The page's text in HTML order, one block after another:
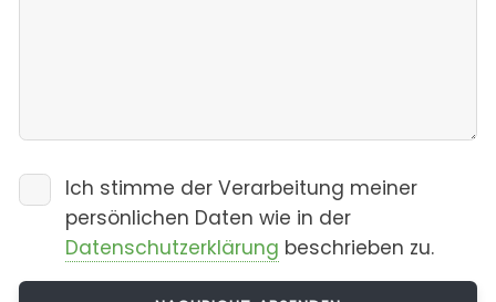
Ich stimme der Verarbeitung meiner
persönlichen Daten wie in der
Datenschutzerklärung beschrieben zu.